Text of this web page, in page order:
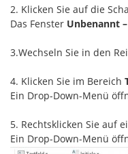
2. Klicken Sie auf die
Das Fenster Unbenannt
3.Wechseln Sie in den
4. Klicken Sie im Bereich
Ein Drop-Down-Menü
5. Rechtsklicken Sie auf
Ein Drop-Down-Menü